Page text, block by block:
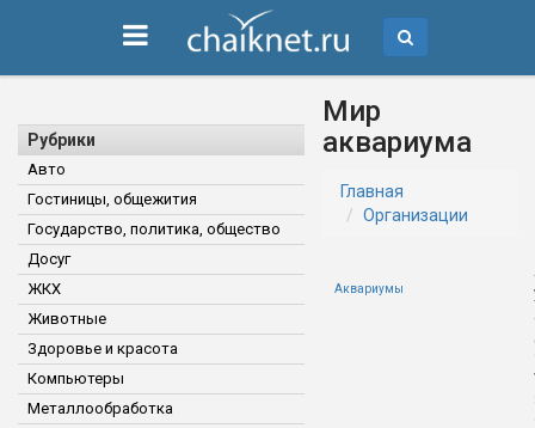
Рубрики
Авто
Гостиницы, общежития
Государство, политика, общество
Досуг
ЖКХ
Животные
Здоровье и красота
Компьютеры
Металлообработка
Мир
аквариума
Главная
Организации
Аквариумы